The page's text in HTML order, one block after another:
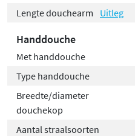
Lengte douchearm Uitleg
Handdouche
Met handdouche
Type handdouche
Breedte/diameter
douchekop
Aantal straalsoorten